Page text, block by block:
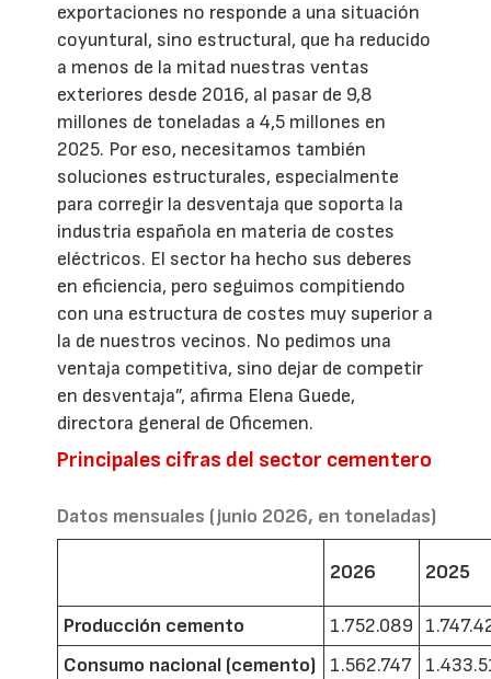
exportaciones no responde a una situación
coyuntural, sino estructural, que ha reducido
a menos de la mitad nuestras ventas
exteriores desde 2016, al pasar de 9,8
millones de toneladas a 4,5 millones en
2025. Por eso, necesitamos también
soluciones estructurales, especialmente
para corregir la desventaja que soporta la
industria española en materia de costes
eléctricos. El sector ha hecho sus deberes
en eficiencia, pero seguimos compitiendo
con una estructura de costes muy superior a
la de nuestros vecinos. No pedimos una
ventaja competitiva, sino dejar de competir
en desventaja”, afirma Elena Guede,
directora general de Oficemen.
Principales cifras del sector cementero
Datos mensuales (junio 2026, en toneladas)
2026 2025
Producción cemento 1.752.089
Consumo nacional (cemento)
1.562.747